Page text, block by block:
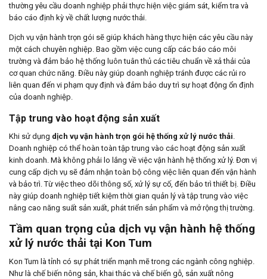
thường yêu cầu doanh nghiệp phải thực hiện việc giám sát, kiểm tra và
báo cáo định kỳ về chất lượng nước thải.
Dịch vụ vận hành trọn gói sẽ giúp khách hàng thực hiện các yêu cầu này
một cách chuyên nghiệp. Bao gồm việc cung cấp các báo cáo môi
trường và đảm bảo hệ thống luôn tuân thủ các tiêu chuẩn về xả thải của
cơ quan chức năng. Điều này giúp doanh nghiệp tránh được các rủi ro
liên quan đến vi phạm quy định và đảm bảo duy trì sự hoạt động ổn định
của doanh nghiệp.
Tập trung vào hoạt động sản xuất
Khi sử dụng dịch vụ vận hành trọn gói hệ thống xử lý nước thải
Doanh nghiệp có thể hoàn toàn tập trung vào các hoạt động sản xuất
kinh doanh. Mà không phải lo lắng về việc vận hành hệ thống xử lý. Đơn vị
cung cấp dịch vụ sẽ đảm nhận toàn bộ công việc liên quan đến vận hành
và bảo trì. Từ việc theo dõi thông số, xử lý sự cố, đến bảo trì thiết bị. Điều
này giúp doanh nghiệp tiết kiệm thời gian quản lý và tập trung vào việc
nâng cao năng suất sản xuất, phát triển sản phẩm và mở rộng thị trường.
Tầm quan trọng của dịch vụ vận hành hệ thống
xử lý nước thải tại Kon Tum
Kon Tum là tỉnh có sự phát triển mạnh mẽ trong các ngành công nghiệp.
Như là chế biến nông sản, khai thác và chế biến gỗ, sản xuất nông